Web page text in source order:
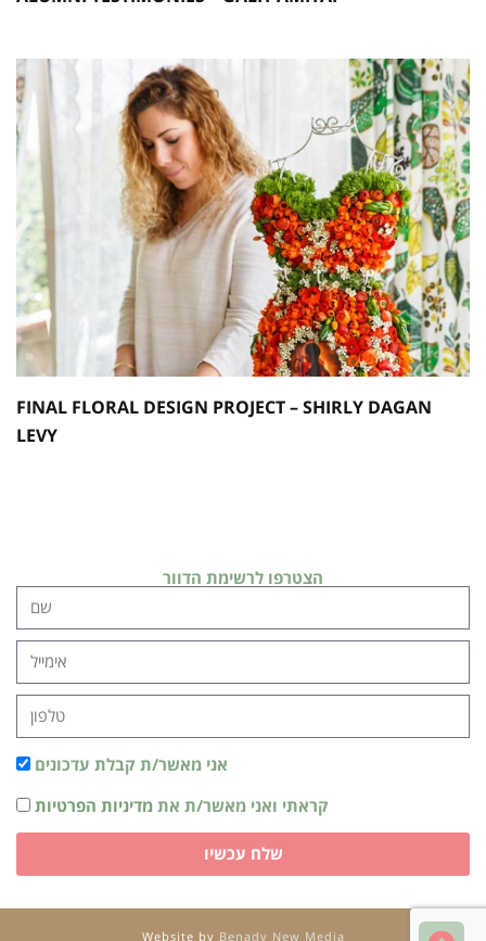
FINAL FLORAL DESIGN PROJECT – SHIRLY DAGAN
LEVY
הצטרפו לרשימת הדוור
אני מאשר/ת קבלת עדכונים
קראתי ואני מאשר/ת את מדיניות הפרטיות
שלח עכשיו
Website by Benady New Media